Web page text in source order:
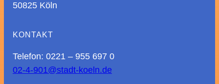
50825 Köln
KONTAKT
Telefon: 0221 – 955 697 0
02-4-901@stadt-koeln.de